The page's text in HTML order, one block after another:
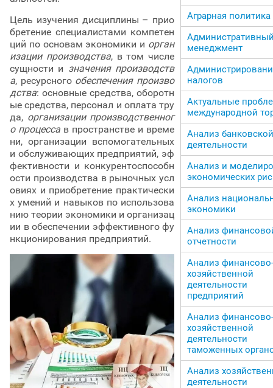
Цель изучения дисциплины – прио
бретение специалистами компетен
ций по основам экономики и орган
изации производства, в том числе
сущности и значения производств
а, ресурсного обеспечения произво
дства: основные средства, оборотн
ые средства, персонал и оплата тру
да, организации производственног
о процесса в пространстве и време
ни, организации вспомогательных
и обслуживающих предприятий, эф
фективности и конкурентоспособн
ости производства в рыночных усл
овиях и приобретение практически
х умений и навыков по использова
нию теории экономики и организац
ии в обеспечении эффективного фу
нкционирования предприятий.
Аграрная политика
менеджмент
налогов
Актуальные
международной
Анализ банковской
деятельности
Анализ и
экономических
Анализ
экономики
Анализ
отчетности
Анализ финансово-
хозяйственной
деятельности
предприятий
Анализ финансово-
хозяйственной
деятельности
таможенных
Анализ
деятельности